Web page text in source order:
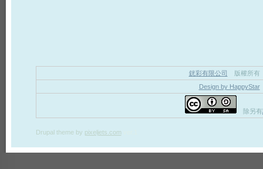
銧彩有限公司
版權所有
Design by HappyStar
除另有
Drupal theme by pixeljets.com